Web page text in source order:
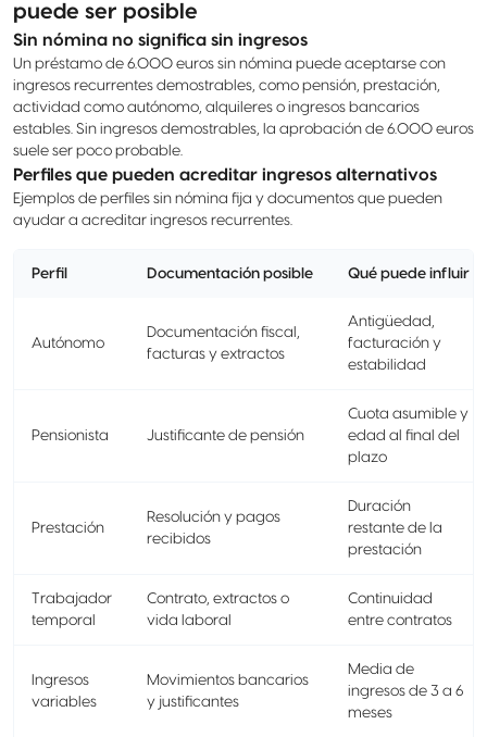
puede ser posible
Sin nómina no significa sin ingresos
Un préstamo de 6.000 euros sin nómina puede aceptarse con
ingresos recurrentes demostrables, como pensión, prestación,
actividad como autónomo, alquileres o ingresos bancarios
estables. Sin ingresos demostrables, la aprobación de 6.000 euros
suele ser poco probable.
Perfiles que pueden acreditar ingresos alternativos
Ejemplos de perfiles sin nómina fija y documentos que pueden
ayudar a acreditar ingresos recurrentes.
Perfil Documentación posible Qué puede influir
Autónomo
Documentación fiscal,
facturas y extractos
Antigüedad,
facturación y
estabilidad
Pensionista Justificante de pensión
Cuota asumible y
edad al final del
plazo
Prestación
Resolución y pagos
recibidos
Duración
restante de la
prestación
Trabajador
temporal
Contrato, extractos o
vida laboral
Continuidad
entre contratos
Ingresos
variables
Movimientos bancarios
y justificantes
Media de
ingresos de 3 a 6
meses